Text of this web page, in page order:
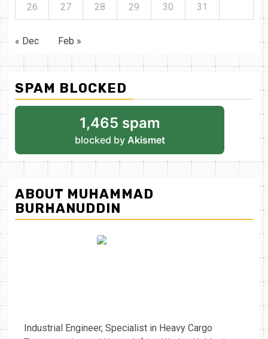
26 27 28 29 30 31
« Dec Feb »
SPAM BLOCKED
1,465 spam
blocked by Akismet
ABOUT MUHAMMAD
BURHANUDDIN
Industrial Engineer, Specialist in Heavy Cargo